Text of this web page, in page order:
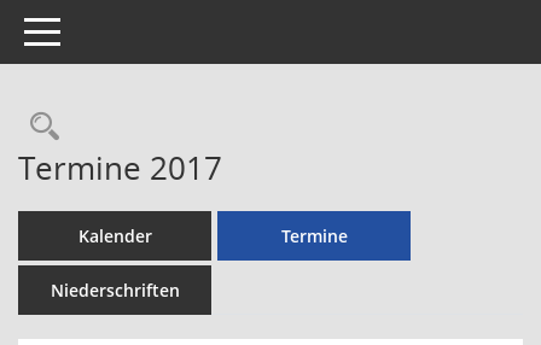
Toggle navigation
Rechercheauswahl
Termine 2017
Kalender Termine
Niederschriften